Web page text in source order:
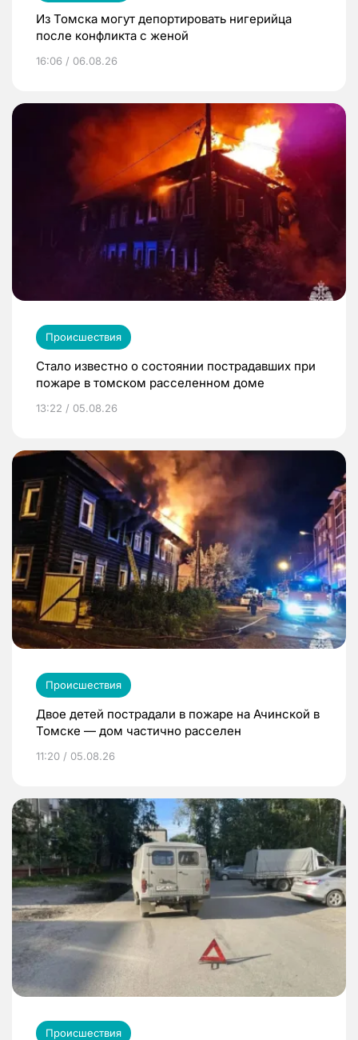
Из Томска могут депортировать нигерийца
после конфликта с женой
16:06 / 06.08.26
Происшествия
Стало известно о состоянии пострадавших при
пожаре в томском расселенном доме
13:22 / 05.08.26
Происшествия
Двое детей пострадали в пожаре на Ачинской в
Томске — дом частично расселен
11:20 / 05.08.26
Происшествия